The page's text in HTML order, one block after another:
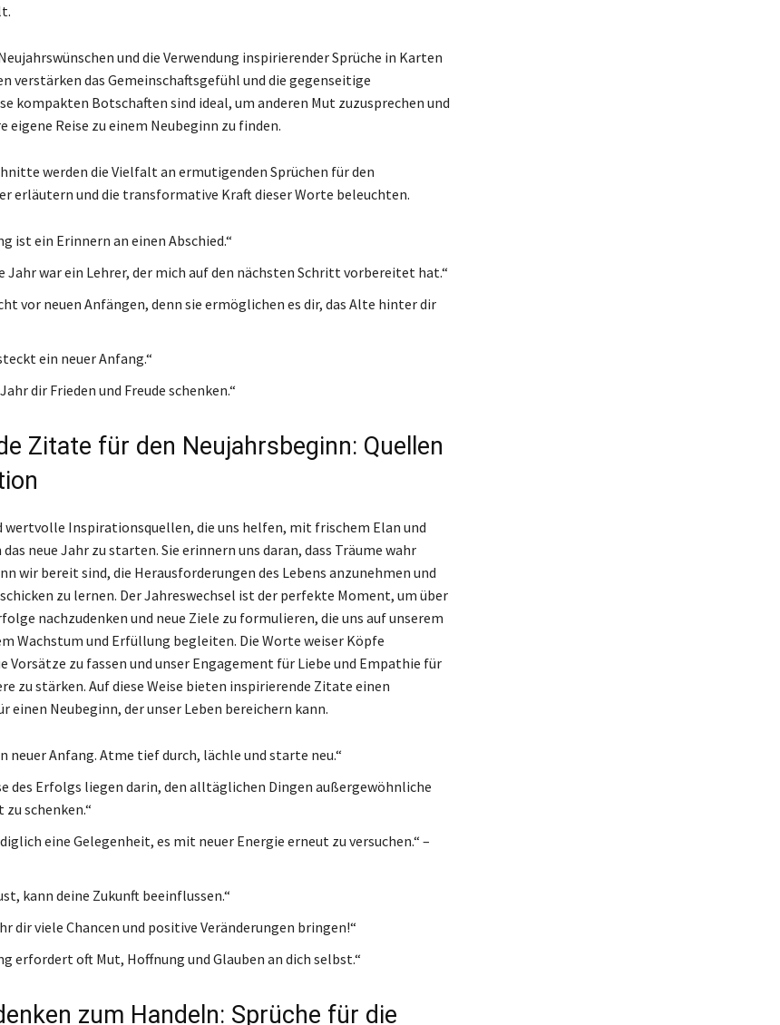
und die Verwendung inspirierender Sprüche in Karten
verstärken das Gemeinschaftsgefühl und die gegenseitige
kompakten Botschaften sind ideal, um anderen Mut zuzusprechen und
eigene Reise zu einem Neubeginn zu finden.
werden die Vielfalt an ermutigenden Sprüchen für den
erläutern und die transformative Kraft dieser Worte beleuchten.
ist ein Erinnern an einen Abschied.“
Jahr war ein Lehrer, der mich auf den nächsten Schritt vorbereitet hat.“
vor neuen Anfängen, denn sie ermöglichen es dir, das Alte hinter dir
ein neuer Anfang.“
Jahr dir Frieden und Freude schenken.“
Zitate für den Neujahrsbeginn: Quellen
wertvolle Inspirationsquellen, die uns helfen, mit frischem Elan und
neue Jahr zu starten. Sie erinnern uns daran, dass Träume wahr
wir bereit sind, die Herausforderungen des Lebens anzunehmen und
zu lernen. Der Jahreswechsel ist der perfekte Moment, um über
nachzudenken und neue Ziele zu formulieren, die uns auf unserem
Wachstum und Erfüllung begleiten. Die Worte weiser Köpfe
Vorsätze zu fassen und unser Engagement für Liebe und Empathie für
zu stärken. Auf diese Weise bieten inspirierende Zitate einen
einen Neubeginn, der unser Leben bereichern kann.
neuer Anfang. Atme tief durch, lächle und starte neu.“
des Erfolgs liegen darin, den alltäglichen Dingen außergewöhnliche
schenken.“
eine Gelegenheit, es mit neuer Energie erneut zu versuchen.“ –
kann deine Zukunft beeinflussen.“
dir viele Chancen und positive Veränderungen bringen!“
erfordert oft Mut, Hoffnung und Glauben an dich selbst.“
zum Handeln: Sprüche für die